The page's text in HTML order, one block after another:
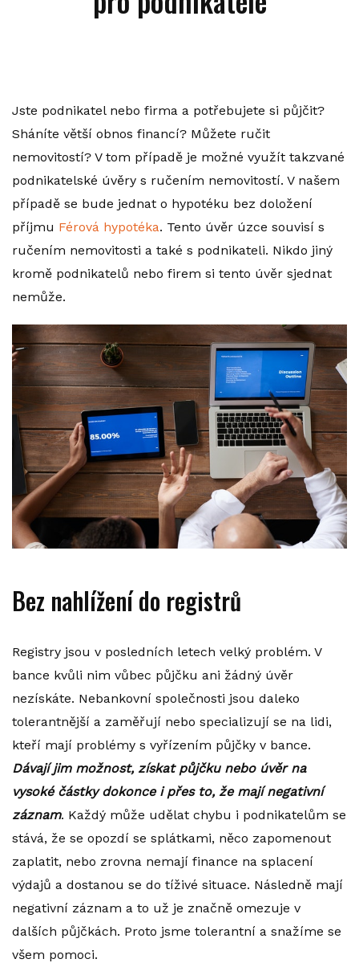
Jste podnikatel nebo firma a potřebujete si půjčit?
Sháníte větší obnos financí? Můžete ručit
nemovitostí? V tom případě je možné využít takzvané
podnikatelské úvěry s ručením nemovitostí. V našem
případě se bude jednat o hypotéku bez doložení
příjmu Férová hypotéka. Tento úvěr úzce souvisí s
ručením nemovitosti a také s podnikateli. Nikdo jiný
kromě podnikatelů nebo firem si tento úvěr sjednat
nemůže.
Bez nahlížení do registrů
Registry jsou v posledních letech velký problém. V
bance kvůli nim vůbec půjčku ani žádný úvěr
nezískáte. Nebankovní společnosti jsou daleko
tolerantnější a zaměřují nebo specializují se na lidi,
kteří mají problémy s vyřízením půjčky v bance.
Dávají jim možnost, získat půjčku nebo úvěr na
vysoké částky dokonce i přes to, že mají negativní
záznam. Každý může udělat chybu i podnikatelům se
stává, že se opozdí se splátkami, něco zapomenout
zaplatit, nebo zrovna nemají finance na splacení
výdajů a dostanou se do tíživé situace. Následně mají
negativní záznam a to už je značně omezuje v
dalších půjčkách. Proto jsme tolerantní a snažíme se
všem pomoci.